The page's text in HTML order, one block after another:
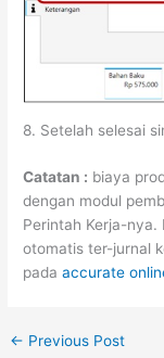
8. Setelah selesai
Catatan : biaya
dengan modul
Perintah Kerja-nya.
otomatis ter-jurnal
padaaccurate
← Previous Post